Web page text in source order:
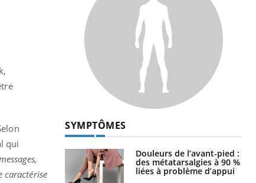
qui
caractérise
SYMPTÔMES
Douleurs de l’avant-pied :
des métatarsalgies à 90 %
liées à problème d’appui